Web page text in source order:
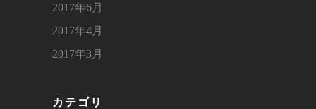
2017年6月
2017年4月
2017年3月
カテゴリ